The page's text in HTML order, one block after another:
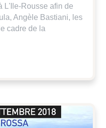
L'Ile-Rousse afin de
Angèle Bastiani, les
cadre de la